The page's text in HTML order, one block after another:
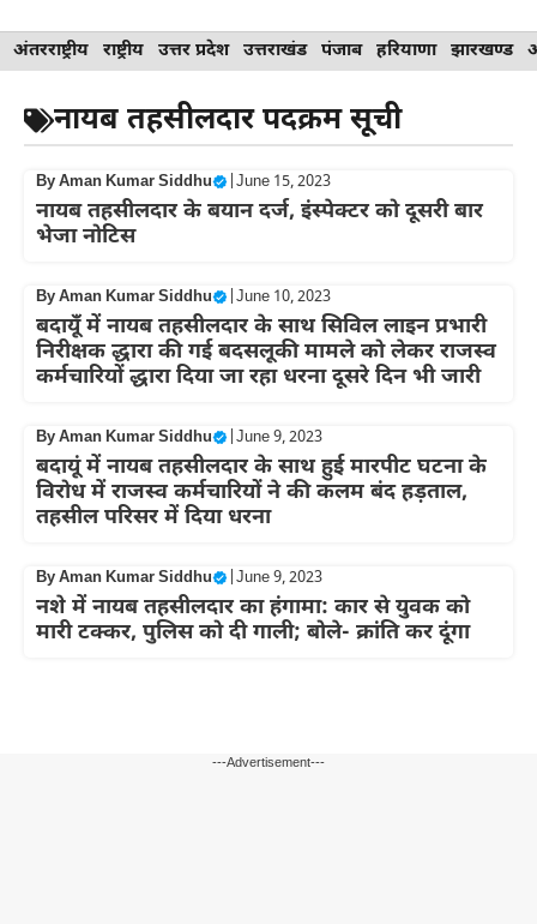
Skip
to
content
अंतरराष्ट्रीय राष्ट्रीय उत्तर प्रदेश उत्तराखंड पंजाब हरियाणा झारखण्ड
नायब तहसीलदार पदक्रम सूची
ByAman Kumar Siddhu June 15, 2023
नायब तहसीलदार के बयान दर्ज, इंस्पेक्टर को दूसरी बार
भेजा नोटिस
ByAman Kumar Siddhu June 10, 2023
बदायूँ में नायब तहसीलदार के साथ सिविल लाइन प्रभारी
निरीक्षक द्धारा की गई बदसलूकी मामले को लेकर राजस्व
कर्मचारियों द्धारा दिया जा रहा धरना दूसरे दिन भी जारी
ByAman Kumar Siddhu June 9, 2023
बदायूं में नायब तहसीलदार के साथ हुई मारपीट घटना के
विरोध में राजस्व कर्मचारियों ने की कलम बंद हड़ताल,
तहसील परिसर में दिया धरना
ByAman Kumar Siddhu June 9, 2023
नशे में नायब तहसीलदार का हंगामा: कार से युवक को
मारी टक्कर, पुलिस को दी गाली; बोले- क्रांति कर दूंगा
---Advertisement---